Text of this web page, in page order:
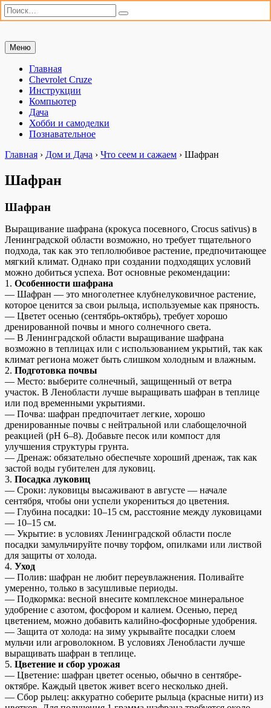
Искать:
Поиск
Перейти
к
содержимому
Мастерим сами
«Мастерим сами» — сайт для практиков. Ремонт автомобиля,
настройка компьютера, дачные хлопоты и полезные хобби. Всё,
что можно сделать своими руками.
Меню
Главная
Chevrolet Cruze
Инструкции
Компьютер
Дача
Хобби и самоделки
Познавательное
Главная › Дом и Дача › Что сеем и сажаем › Шафран
Шафран
Шафран
Выращивание шафрана (крокуса посевного, Crocus sativus) в
Ленинградской области возможно, но требует тщательного
подхода, так как это теплолюбивое растение, предпочитающее
мягкий климат. Однако при создании подходящих условий
можно добиться успеха. Вот основные рекомендации:
1. Особенности шафрана
— Шафран — это многолетнее клубнелуковичное растение,
которое ценится за свои рыльца, используемые как пряность.
— Цветет осенью (сентябрь-октябрь), требует хорошо
дренированной почвы и много солнечного света.
— В Ленинградской области выращивание шафрана
возможно в теплицах или с использованием укрытий, так как
климат региона может быть слишком холодным и влажным.
2. Подготовка почвы
— Место: выберите солнечный, защищенный от ветра
участок. В Ленобласти лучше выращивать шафран в теплице
или под временными укрытиями.
— Почва: шафран предпочитает легкие, хорошо
дренированные почвы с нейтральной или слабощелочной
реакцией (pH 6–8). Добавьте песок или компост для
улучшения структуры грунта.
— Дренаж: обязательно обеспечьте хороший дренаж, так как
застой воды губителен для луковиц.
3. Посадка луковиц
— Сроки: луковицы высаживают в августе — начале
сентября, чтобы они успели укорениться до цветения.
— Глубина посадки: 10–15 см, расстояние между луковицами
— 10–15 см.
— Укрытие: в условиях Ленинградской области после
посадки замульчируйте почву торфом, опилками или листвой
для защиты от холода.
4. Уход
— Полив: шафран не любит переувлажнения. Поливайте
умеренно, только в засушливые периоды.
— Подкормка: весной внесите комплексное минеральное
удобрение с азотом, фосфором и калием. Осенью, перед
цветением, можно добавить калийно-фосфорные удобрения.
— Защита от холода: на зиму укрывайте посадки слоем
мульчи или агроволокном. В условиях Ленобласти лучше
выращивать шафран в теплице.
5. Цветение и сбор урожая
— Цветение: шафран цветет осенью, обычно в сентябре-
октябре. Каждый цветок живет всего несколько дней.
— Сбор рылец: аккуратно соберите рыльца (красные нити) из